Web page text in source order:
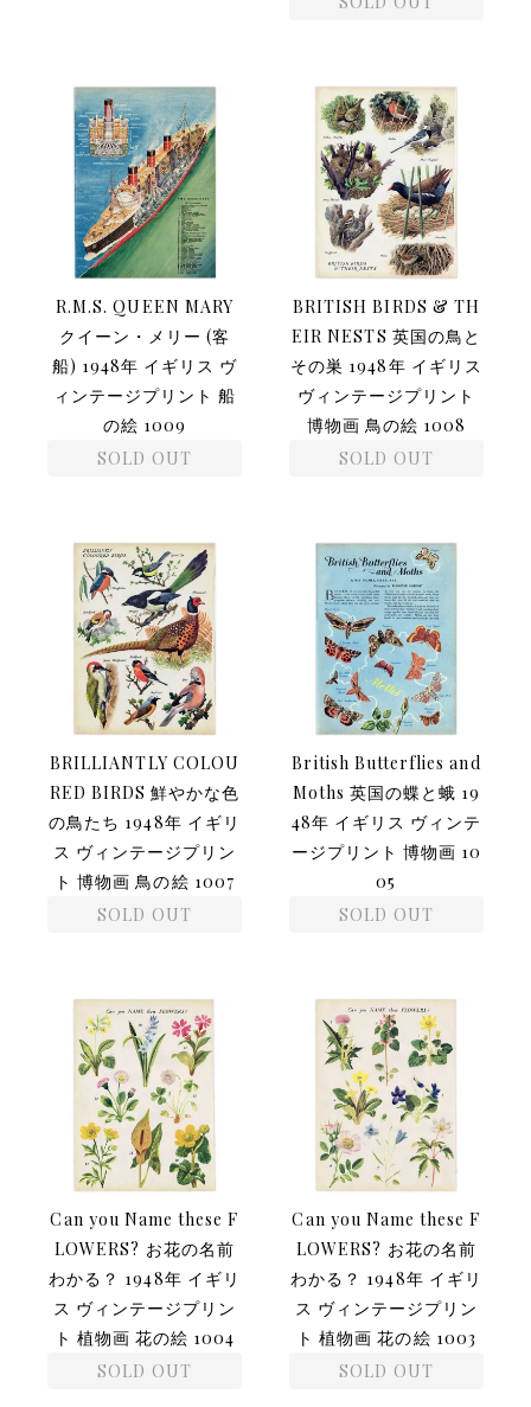
R.M.S. QUEEN MARY
クイーン・メリー (客
船) 1948年 イギリス ヴ
ィンテージプリント 船
の絵 1009
SOLD OUT
BRITISH BIRDS & TH
EIR NESTS 英国の鳥と
その巣 1948年 イギリス
ヴィンテージプリント
博物画 鳥の絵 1008
SOLD OUT
BRILLIANTLY COLOU
RED BIRDS 鮮やかな色
の鳥たち 1948年 イギリ
ス ヴィンテージプリン
ト 博物画 鳥の絵 1007
SOLD OUT
British Butterflies and
Moths 英国の蝶と蛾 19
48年 イギリス ヴィンテ
ージプリント 博物画 10
05
SOLD OUT
Can you Name these F
LOWERS? お花の名前
わかる？ 1948年 イギリ
ス ヴィンテージプリン
ト 植物画 花の絵 1004
SOLD OUT
Can you Name these F
LOWERS? お花の名前
わかる？ 1948年 イギリ
ス ヴィンテージプリン
ト 植物画 花の絵 1003
SOLD OUT